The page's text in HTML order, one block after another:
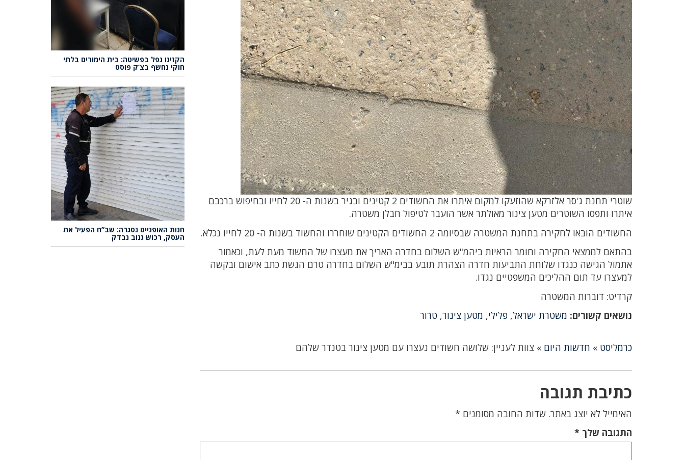
שוטרי תחנת ג'סר אלזרקא שהוזעקו למקום איתרו את החשודים 2 קטינים ובגיר בשנות ה- 20 לחייו ובחיפוש ברכבם
איתרו ותפסו השוטרים מטען צינור מאולתר אשר הועבר לטיפול חבלן משטרה.
החשודים הובאו לחקירה בתחנת המשטרה שבסיומה 2 החשודים הקטינים שוחררו והחשוד בשנות ה- 20 לחייו נכלא.
בהתאם לממצאי החקירה וחומר הראיות ביהמ"ש השלום בחדרה האריך את מעצרו של החשוד מעת לעת, וכאמור
אתמול הגישה כנגדו שלוחת התביעות חדרה הצהרת תובע בבימ"ש השלום בחדרה טרם הגשת כתב אישום ובקשה
למעצרו עד תום ההליכים המשפטיים נגדו.
קרדיט: דוברות המשטרה
נושאים קשורים: משטרת ישראל,פלילי, מטען צינור,טרור
כרמליסט » חדשות היום » צוות לעניין: שלושה חשודים נעצרו עם מטען צינור בטנדר שלהם
כתיבת תגובה
האימייל לא יוצג באתר. שדות החובה מסומנים *
התגובה שלך*
הקזינו נפל בפשיטה: בית הימורים בלתי
חוקי נחשף בצ’ק פוסט
חנות האופניים נסגרה: שב”ח הפעיל את
העסק, רכוש גנוב נבדק